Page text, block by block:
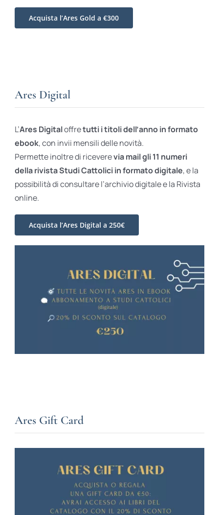
Acquista l’Ares Gold a €300
Ares Digital
L’Ares Digitaloffretutti i titoli dell’anno in formato
ebook, con invii mensili delle novità.
Permette inoltre di riceverevia mail gli 11 numeri
della rivista Studi Cattolici in formato digitale, e la
possibilità di consultare l’archivio digitale e la Rivista
online.
Acquista l’Ares Digital a 250€
Ares Gift Card